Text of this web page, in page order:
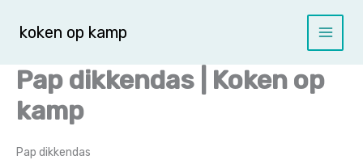
naar
inhoud
koken op kamp
Pap dikkendas | Koken op
kamp
Pap dikkendas